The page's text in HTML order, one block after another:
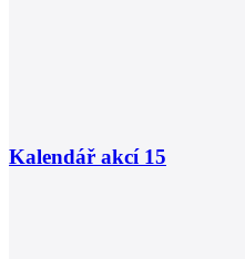
Kalendář akcí 15